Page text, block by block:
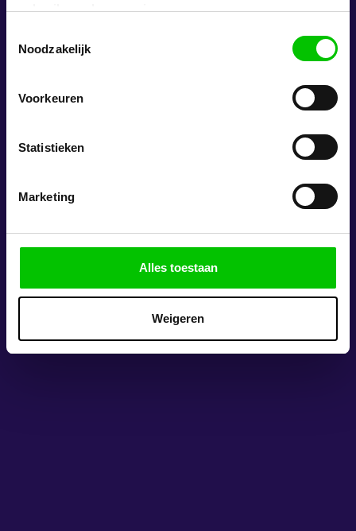
gebruik van hun services.
Noodzakelijk
Voorkeuren
Statistieken
Marketing
Alles toestaan
Weigeren